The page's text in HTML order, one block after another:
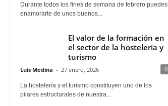
Durante todos los fines de semana de febrero puedes
enamorarte de unos buenos...
El valor de la formación en
el sector de la hostelería y
turismo
Luis Medina - 27 enero, 2026 0
La hostelería y el turismo constituyen uno de los
pilares estructurales de nuestra...